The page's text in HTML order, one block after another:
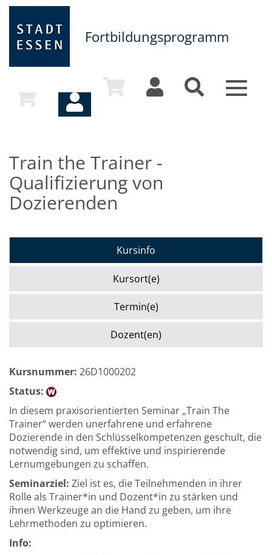
Fortbildungsprogramm
Toggle
Train the Trainer -
Qualifizierung von
Dozierenden
Kursinfo
Kursort(e)
Termin(e)
Dozent(en)
Kursnummer: 26D1000202
Status:
In diesem praxisorientierten Seminar „Train The
Trainer“ werden unerfahrene und erfahrene
Dozierende in den Schlüsselkompetenzen geschult, die
notwendig sind, um effektive und inspirierende
Lernumgebungen zu schaffen.
Seminarziel: Ziel ist es, die Teilnehmenden in ihrer
Rolle als Trainer*in und Dozent*in zu stärken und
ihnen Werkzeuge an die Hand zu geben, um ihre
Lehrmethoden zu optimieren.
Info: